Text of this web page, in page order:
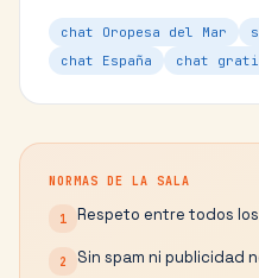
chat Oropesa del Mar
chat España
chat
NORMAS DE LA SALA
1 Respeto entre todos
2 Sin spam ni publicidad